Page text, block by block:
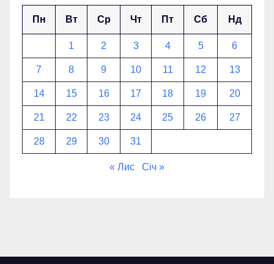
Пн Вт Ср Чт Пт Сб Нд
1 2 3 4 5 6
7 8 9 10 11 12 13
14 15 16 17 18 19 20
21 22 23 24 25 26 27
28 29 30 31
« Лис Січ »